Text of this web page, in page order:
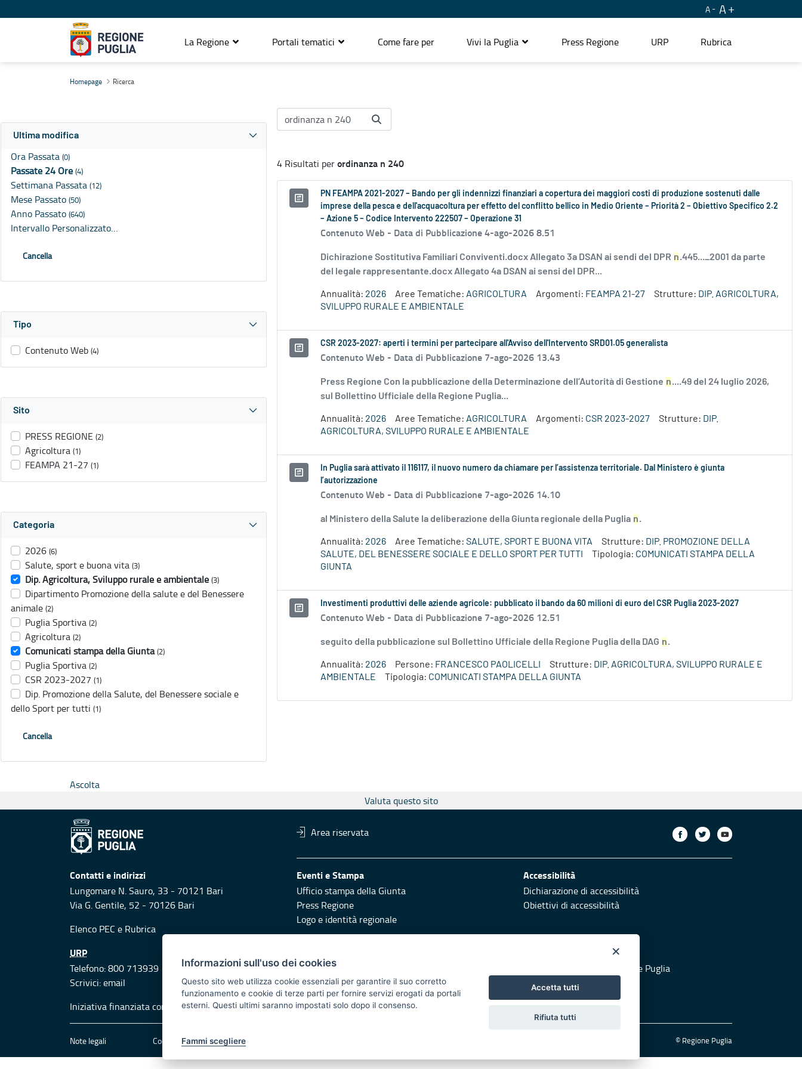
A A
La Regione Portali tematici Come fare per Vivi la Puglia Press Regione URP Rubrica
Homepage Ricerca
Ultima modifica
Ora Passata (0)
Passate 24 Ore (4)
Settimana Passata (12)
Mese Passato (50)
Anno Passato (640)
Intervallo Personalizzato…
Cancella
Tipo
Contenuto Web (4)
Sito
PRESS REGIONE (2)
Agricoltura (1)
FEAMPA 21-27 (1)
Categoria
2026 (6)
Salute, sport e buona vita (3)
Dip. Agricoltura, Sviluppo rurale e ambientale (3)
Dipartimento Promozione della salute e del Benessere
animale (2)
Puglia Sportiva (2)
Agricoltura (2)
Comunicati stampa della Giunta (2)
Puglia Sportiva (2)
CSR 2023-2027 (1)
Dip. Promozione della Salute, del Benessere sociale e
dello Sport per tutti (1)
Cancella
4 Risultati perordinanza n 240
PN FEAMPA 2021-2027 – Bando per gli indennizzi finanziari a copertura dei maggiori costi di produzione sostenuti dalle
imprese della pesca e dell'acquacoltura per effetto del conflitto bellico in Medio Oriente – Priorità 2 – Obiettivo Specifico 2.2
– Azione 5 – Codice Intervento 222507 – Operazione 31
Contenuto Web - Data di Pubblicazione 4-ago-2026 8.51
Dichirazione Sostitutiva Familiari Conviventi.docx Allegato 3a DSAN ai sendi del DPR n.445..._2001 da parte
del legale rappresentante.docx Allegato 4a DSAN ai sensi del DPR...
Annualità: 2026 Aree Tematiche: AGRICOLTURA Argomenti: FEAMPA 21-27 Strutture: DIP. AGRICOLTURA,
SVILUPPO RURALE E AMBIENTALE
CSR 2023-2027: aperti i termini per partecipare all'Avviso dell'Intervento SRD01.05 generalista
Contenuto Web - Data di Pubblicazione 7-ago-2026 13.43
Press Regione Con la pubblicazione della Determinazione dell’Autorità di Gestione n....49 del 24 luglio 2026,
sul Bollettino Ufficiale della Regione Puglia...
Annualità: 2026 Aree Tematiche: AGRICOLTURA Argomenti: CSR 2023-2027 Strutture: DIP.
AGRICOLTURA, SVILUPPO RURALE E AMBIENTALE
In Puglia sarà attivato il 116117, il nuovo numero da chiamare per l’assistenza territoriale. Dal Ministero è giunta
l’autorizzazione
Contenuto Web - Data di Pubblicazione 7-ago-2026 14.10
al Ministero della Salute la deliberazione della Giunta regionale della Puglia n.
Annualità: 2026 Aree Tematiche: SALUTE, SPORT E BUONA VITA Strutture: DIP. PROMOZIONE DELLA
SALUTE, DEL BENESSERE SOCIALE E DELLO SPORT PER TUTTI
Tipologia: COMUNICATI STAMPA DELLA
GIUNTA
Investimenti produttivi delle aziende agricole: pubblicato il bando da 60 milioni di euro del CSR Puglia 2023-2027
Contenuto Web - Data di Pubblicazione 7-ago-2026 12.51
seguito della pubblicazione sul Bollettino Ufficiale della Regione Puglia della DAG n.
Annualità: 2026 Persone: FRANCESCO PAOLICELLI Strutture: DIP. AGRICOLTURA, SVILUPPO RURALE E
AMBIENTALE
Tipologia: COMUNICATI STAMPA DELLA GIUNTA
Ascolta
Valuta questo sito
Area riservata
Contatti e indirizzi
Lungomare N. Sauro, 33 - 70121 Bari
Via G. Gentile, 52 - 70126 Bari
Elenco PEC e Rubrica
Eventi e Stampa
Ufficio stampa della Giunta
Press Regione
Logo e identità regionale
Accessibilità
Dichiarazione di accessibilità
Obiettivi di accessibilità
URP
Telefono: 800 713939
Scrivici:email
Responsabili di pubblicazione Vai al sito di Protezione Civile Puglia
Iniziativa finanziata con risorse del POR Puglia 2014/2020 - Asse XI
Note legali Cookie e privacy © Regione Puglia
×
Informazioni sull'uso dei cookies
Questo sito web utilizza cookie essenziali per garantire il suo corretto
funzionamento e cookie di terze parti per fornire servizi erogati da portali
esterni. Questi ultimi saranno impostati solo dopo il consenso.
Fammi scegliere
Accetta tutti
Rifiuta tutti